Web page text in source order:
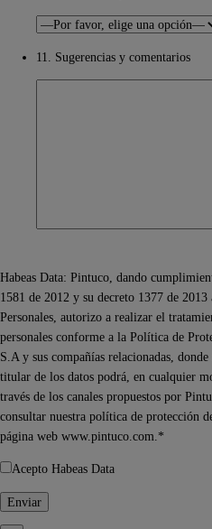
11. Sugerencias y comentarios
Habeas Data: Pintuco, dando
1581 de 2012 y su decreto 1377 de
Personales, autorizo a realizar el
personales conforme a la Política de
S.A y sus compañías relacionadas,
titular de los datos podrá, en cualquier
través de los canales propuestos por
consultar nuestra política de protección
página web www.pintuco.com.*
Acepto Habeas Data